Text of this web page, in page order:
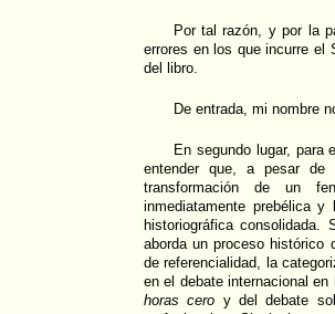
Por tal razón, y por la
errores en los que incurre el
del libro.
De entrada, mi nombre
En segundo lugar,
entender que, a pesar
transformación de un
inmediatamente prebélica
historiográfica
aborda un proceso histórico
de referencialidad, la
en el debate internacional
horas cero y del debate